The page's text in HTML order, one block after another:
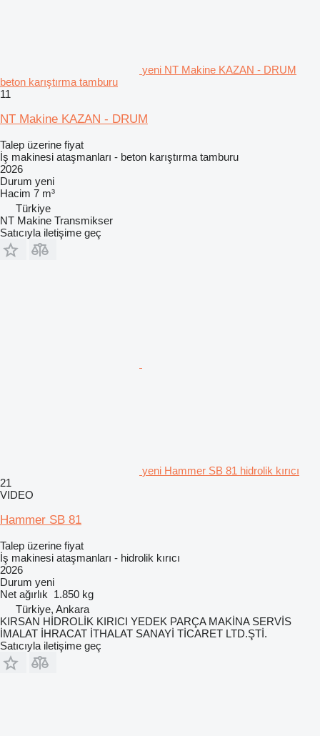
yeni NT Makine KAZAN - DRUM
beton karıştırma tamburu
11
NT Makine KAZAN - DRUM
Talep üzerine fiyat
İş makinesi ataşmanları - beton karıştırma tamburu
2026
Durum yeni
Hacim 7 m³
Türkiye
NT Makine Transmikser
Satıcıyla iletişime geç
yeni Hammer SB 81 hidrolik kırıcı
21
VIDEO
Hammer SB 81
Talep üzerine fiyat
İş makinesi ataşmanları - hidrolik kırıcı
2026
Durum yeni
Net ağırlık 1.850 kg
Türkiye, Ankara
KIRSAN HİDROLİK KIRICI YEDEK PARÇA MAKİNA SERVİS
İMALAT İHRACAT İTHALAT SANAYİ TİCARET LTD.ŞTİ.
Satıcıyla iletişime geç